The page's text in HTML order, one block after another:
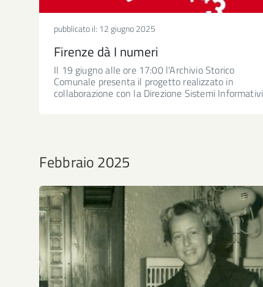
pubblicato il: 12 giugno 2025
Firenze dà I numeri
Il 19 giugno alle ore 17:00 l'Archivio Storico
Comunale presenta il progetto realizzato in
collaborazione con la Direzione Sistemi Informativi
Febbraio 2025